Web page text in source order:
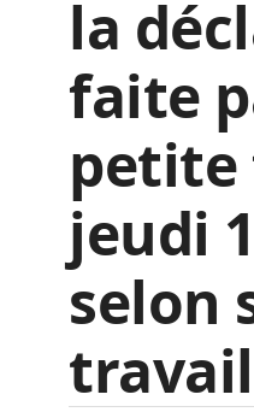
la
faite
petite
jeudi
selon